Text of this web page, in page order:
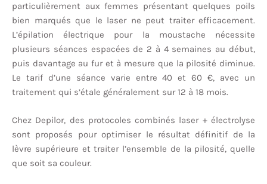
particulièrement aux femmes présentant quelques poils
bien marqués que le laser ne peut traiter efficacement.
L’épilation électrique pour la moustache nécessite
plusieurs séances espacées de 2 à 4 semaines au début,
puis davantage au fur et à mesure que la pilosité diminue.
Le tarif d’une séance varie entre 40 et 60 €, avec un
traitement qui s’étale généralement sur 12 à 18 mois.
Chez Depilor, des protocoles combinés laser + électrolyse
sont proposés pour optimiser le résultat définitif de la
lèvre supérieure et traiter l’ensemble de la pilosité, quelle
que soit sa couleur.